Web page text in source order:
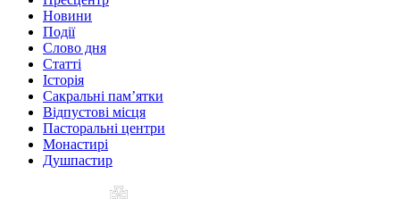
Новини
Події
Слово дня
Статті
Історія
Сакральні пам’ятки
Відпустові місця
Пасторальні центри
Монастирі
Душпастир